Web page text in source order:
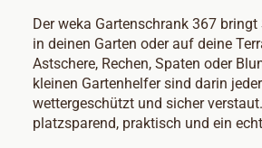
Der weka Gartenschrank 367
in deinen Garten oder auf deine
Astschere, Rechen, Spaten oder
kleinen Gartenhelfer sind darin
wettergeschützt und sicher
platzsparend, praktisch und ein